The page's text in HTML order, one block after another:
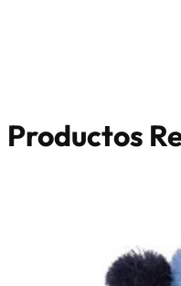
Productos